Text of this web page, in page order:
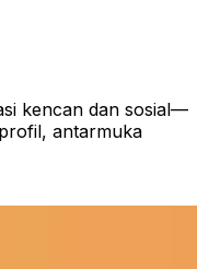
kencan dan sosial—
antarmuka